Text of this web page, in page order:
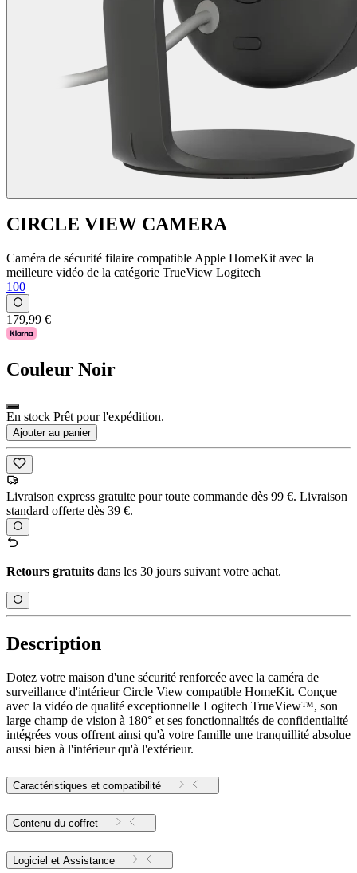
CIRCLE VIEW CAMERA
Caméra de sécurité filaire compatible Apple HomeKit avec la
meilleure vidéo de la catégorie TrueView Logitech
100
179,99 €
Couleur Noir
En stock Prêt pour l'expédition.
Ajouter au panier
Livraison express gratuite pour toute commande dès 99 €. Livraison
standard offerte dès 39 €.
Retours gratuits dans les 30 jours suivant votre achat.
Description
Dotez votre maison d'une sécurité renforcée avec la caméra de
surveillance d'intérieur Circle View compatible HomeKit. Conçue
avec la vidéo de qualité exceptionnelle Logitech TrueView™, son
large champ de vision à 180° et ses fonctionnalités de confidentialité
intégrées vous offrent ainsi qu'à votre famille une tranquillité absolue
aussi bien à l'intérieur qu'à l'extérieur.
Caractéristiques et compatibilité
Contenu du coffret
Logiciel et Assistance